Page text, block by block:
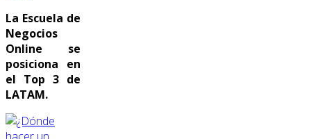
La Escuela de
Negocios
Online se
posiciona en
el Top 3 de
LATAM.